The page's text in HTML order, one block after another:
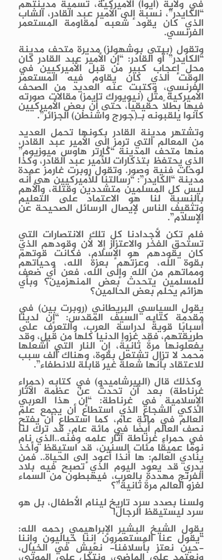
في ولاية (آيوا) الأميركية، تسمية مدينتهم
“الكايدر”، نسبة إلى الأمير عبد القادر، الشاب
الذي كان يقود شعبه لمقاومة المستعمر
الفرنسي.
وتقول (بيتي بوشهولز) مديرة متحف مدينة
“الكايدر” أو القادر: “إن الأمير عبد القادر كان
محل إعجاب كبير من قبل الأميركيين في
الوقت الذي كان يقاوم فيه المستعمر
الفرنسي، وكتبت عنه العديد من الصحف
الأميركية مثل (نيويورك تايمز) مقالات صورته
فيها بطلاً حقيقياً، حتى أن بعض الأميركيين
كانوا يلقبونه بـ(جورج واشنطن) الجزائر”.
وتشتهر مدينة القادر بكونها تحمل العديد
من المعالم التي ترمز إلى الأمير عبد القادر،
منها متحف المدينة “كارتر هاوس ميوزيوم”
الذي يحتفظ بتذكارات للأمير عبد القادر، وكذا
لوحات فنية وصور. وتقول روبرت غارمز عمدة
مدينة “الكايدر”: “رسالتنا للأميركيين هي أنه
ليس كل المسلمين متشددين وقتلة، والأهم
بالنسبة لنا هو الاعتماد على التعليم
وتثقيف الناس لإيصال الرسائل الصحيحة عن
الإسلام”.
فلم تكن لأجدادنا كل تلك الانتصارات التي
تستحق الفخر والاعتزاز إلا لأن وقودهم الذي
كان يقودهم هو الإسلام، فكانت قوتهم
بقوة الله، وعزتهم بعزة الله، وحياتهم
ومماتهم من الله وإلى الله، فعن أي ضعف
للمسلمين يتحدث بعض المنهزمين؟ وبأي
هزائم يحلم بعض الحالمين؟
يقول السياسي البريطاني (روبرت بين) في
مقدمة كتابه السيف المقدس: “إن لدينا
أسبابًا قويةً لدراسة العرب، والتعرف على
طريقتهم، فقد غزوا الدنيا كلها من قبل، وقد
يفعلونها مرةً ثانيةً، إن النار التي أشعلها
محمد لا تزال تشتعل بقوة، وهناك ألف سبب
للاعتقاد بأنها شعلة غير قابلة للانطفاء”.
وكذلك قال (البيرشاميدو) في كتابه (حمراء
غرناطة) بعد أن تحدث عن عظمة الآثار
الإسلامية في غرناطة: “إن هذا العربي
الذكي الشجاع الذي استطاع أن يجمع علم
العالم في مائة عام، كما استطاع أن يفتح
نصف العالم أيضًا في مائة عام، قد ترك لنا
في حمراء غرناطة آثار علمه وفنّه..الذي نام
نومًا عميقًا مئات السنين، قد استيقظ وأخذ
ينادي العالم: ها أنذا أعود إلى الحياة.. فمن
يدري قد يعود اليوم الذي تصبح فيه بلاد
الفرنج مهددةً بالعرب، فيهبطون من السماء
لغزو العالم مرةً ثانيةً”؟
ولسنا بصدد سرد تاريخ لينام الأطفال، بل هو
سرد ليستيقظ الرجال!
يقول الشيخ البشير الإبراهيمي رحمه الله:
“يقول عنا المستعمرون إننا خياليون وإننا
-حين نعتز بأسلافنا- نعيش في الخيال،